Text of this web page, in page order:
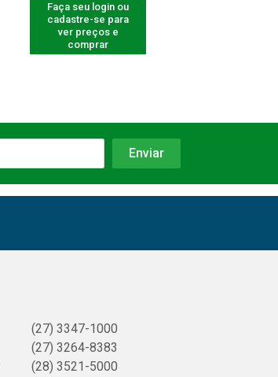
Faça seu login ou
cadastre-se para
ver preços e
comprar
(27) 3347-1000
(27) 3264-8383
(28) 3521-5000